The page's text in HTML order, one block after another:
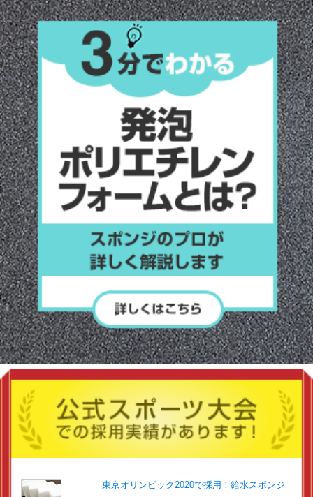
東京オリンピック2020で採用！給水スポンジ